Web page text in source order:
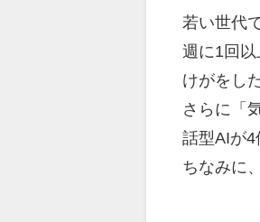
若い世代
週に1回以
けがをし
さらに「
話型AIが4
ちなみに